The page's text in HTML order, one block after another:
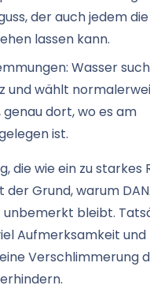
der auch jedem
lassen kann.
Wasser
und wählt
dort, wo es am
ist.
die wie ein zu starkes
der Grund, warum
bleibt.
Aufmerksamkeit und
Verschlimmerung